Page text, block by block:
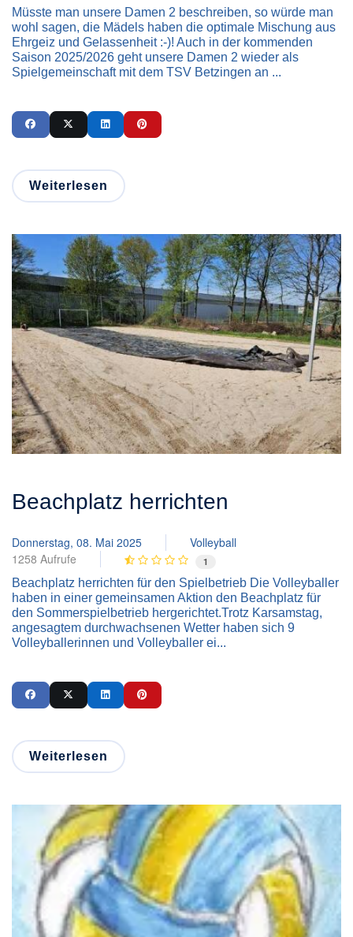
Müsste man unsere Damen 2 beschreiben, so würde man
wohl sagen, die Mädels haben die optimale Mischung aus
Ehrgeiz und Gelassenheit :-)! Auch in der kommenden
Saison 2025/2026 geht unsere Damen 2 wieder als
Spielgemeinschaft mit dem TSV Betzingen an ...
Weiterlesen
Beachplatz herrichten
Donnerstag, 08. Mai 2025
Volleyball
1258 Aufrufe
1
Beachplatz herrichten für den Spielbetrieb Die Volleyballer
haben in einer gemeinsamen Aktion den Beachplatz für
den Sommerspielbetrieb hergerichtet.Trotz Karsamstag,
angesagtem durchwachsenen Wetter haben sich 9
Volleyballerinnen und Volleyballer ei...
Weiterlesen